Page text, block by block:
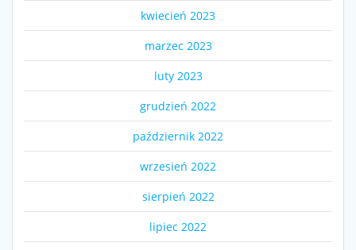
kwiecień 2023
marzec 2023
luty 2023
grudzień 2022
październik 2022
wrzesień 2022
sierpień 2022
lipiec 2022